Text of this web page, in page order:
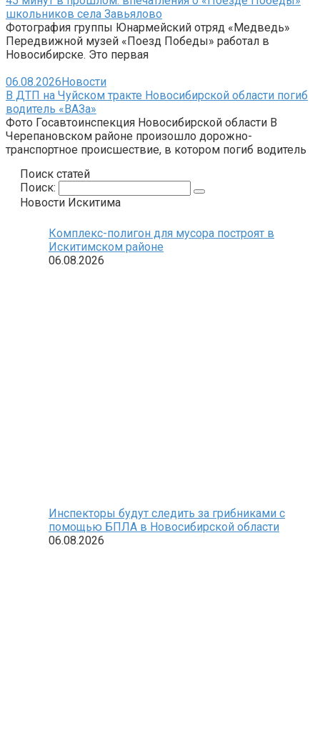
школьников села Завьялово
Фотография группы Юнармейский отряд «Медведь»
Передвижной музей «Поезд Победы» работал в
Новосибирске. Это первая
06.08.2026Новости
В ДТП на Чуйском тракте Новосибирской области погиб
водитель «ВАЗа»
Фото Госавтоинспекция Новосибирской области В
Черепановском районе произошло дорожно-
транспортное происшествие, в котором погиб водитель
Поиск статей
Поиск:
Новости Искитима
Комплекс-полигон для мусора построят в
Искитимском районе
06.08.2026
Инспекторы будут следить за грибниками с
помощью БПЛА в Новосибирской области
06.08.2026